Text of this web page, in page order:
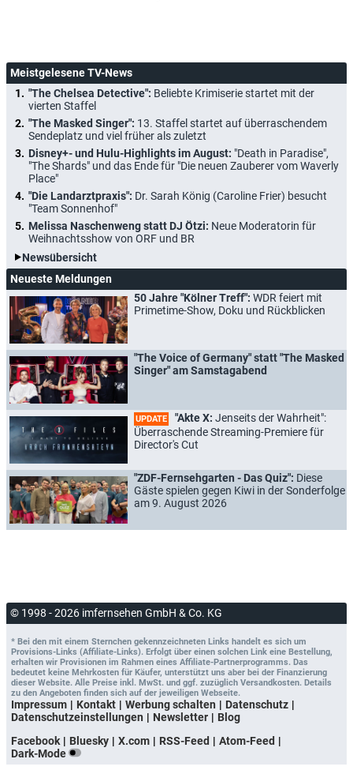
Meistgelesene TV-News
"The Chelsea Detective": Beliebte Krimiserie startet mit der
vierten Staffel
"The Masked Singer": 13. Staffel startet auf überraschendem
Sendeplatz und viel früher als zuletzt
Disney+- und Hulu-Highlights im August: "Death in Paradise",
"The Shards" und das Ende für "Die neuen Zauberer vom Waverly
Place"
"Die Landarztpraxis": Dr. Sarah König (Caroline Frier) besucht
"Team Sonnenhof"
Melissa Naschenweng statt DJ Ötzi: Neue Moderatorin für
Weihnachtsshow von ORF und BR
Newsübersicht
Neueste Meldungen
50 Jahre "Kölner Treff": WDR feiert mit
Primetime-Show, Doku und Rückblicken
"The Voice of Germany" statt "The Masked
Singer" am Samstagabend
UPDATE "Akte X: Jenseits der Wahrheit":
Überraschende Streaming-Premiere für
Director's Cut
"ZDF-Fernsehgarten - Das Quiz": Diese
Gäste spielen gegen Kiwi in der Sonderfolge
am 9. August 2026
© 1998 - 2026 imfernsehen GmbH & Co. KG
* Bei den mit einem Sternchen gekennzeichneten Links handelt es sich um
Provisions-Links (Affiliate-Links). Erfolgt über einen solchen Link eine Bestellung,
erhalten wir Provisionen im Rahmen eines Affiliate-Partnerprogramms. Das
bedeutet keine Mehrkosten für Käufer, unterstützt uns aber bei der Finanzierung
dieser Website. Alle Preise inkl. MwSt. und ggf. zuzüglich Versandkosten. Details
zu den Angeboten finden sich auf der jeweiligen Webseite.
Impressum Kontakt Werbung schalten
Datenschutz
Datenschutzeinstellungen
Newsletter
Blog
Facebook
Bluesky X.com RSS-Feed
Atom-Feed
Dark-Mode